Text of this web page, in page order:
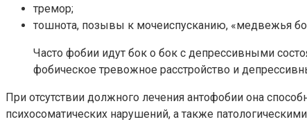
тремор;
тошнота, позывы к мочеиспусканию, «медвежья
Часто фобии идут бок о бок с депрессивными
фобическое тревожное расстройство и
При отсутствии должного лечения антофобии она
психосоматических нарушений, а также